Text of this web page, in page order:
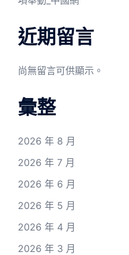
近期留言
尚無留言可供顯示。
彙整
2026 年 8 月
2026 年 7 月
2026 年 6 月
2026 年 5 月
2026 年 4 月
2026 年 3 月